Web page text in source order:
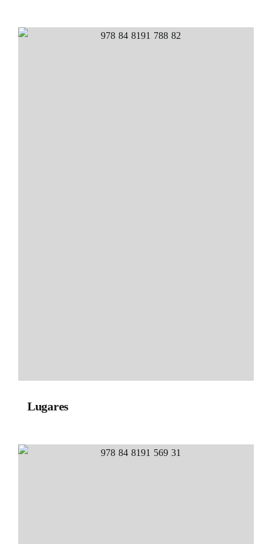
Lugares